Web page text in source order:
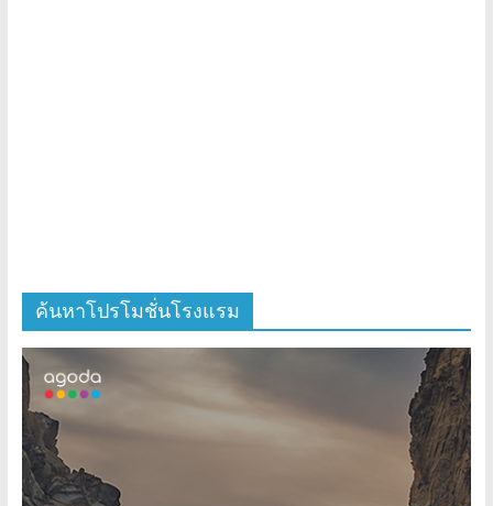
ค้นหาโปรโมชั่นโรงแรม